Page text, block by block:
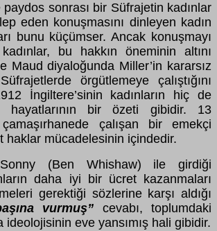
paydos sonrası bir Süfrajetin kadınlar
eden konuşmasını dinleyen kadın
bunu küçümser. Ancak konuşmayı
bu hakkın öneminin altını
Maud diyaloğunda Miller’in kararsız
örgütlemeye çalıştığını
İngiltere’sinin kadınların hiç de
hayatlarının bir özeti gibidir. 13
çalışan bir emekçi
haklar mücadelesinin içindedir.
(Ben Whishaw) ile girdiği
daha iyi bir ücret kazanmaları
gerektiği sözlerine karşı aldığı
vurmuş” cevabı, toplumdaki
ideolojisinin eve yansımış hali gibidir.